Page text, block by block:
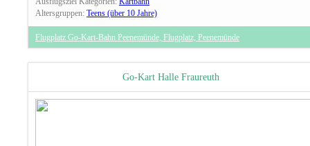
Altersgruppen:Teens (über 10 Jahre)
Flugplatz Go-Kart-Bahn Peenemünde, Flugplatz, Peenemünde
Go-Kart Halle Fraureuth